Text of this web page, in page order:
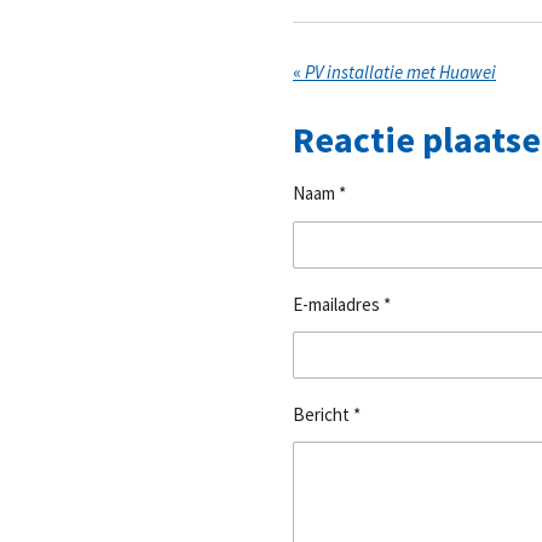
« PV installatie met Huawei
Reactie
Naam *
E-mailadres *
Bericht *